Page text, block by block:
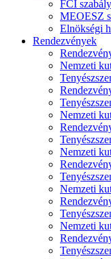
FCI
MEOESZ
Elnökségi
Rendezvények
Nemzeti
Nemzeti
Nemzeti
Nemzeti
Nemzeti